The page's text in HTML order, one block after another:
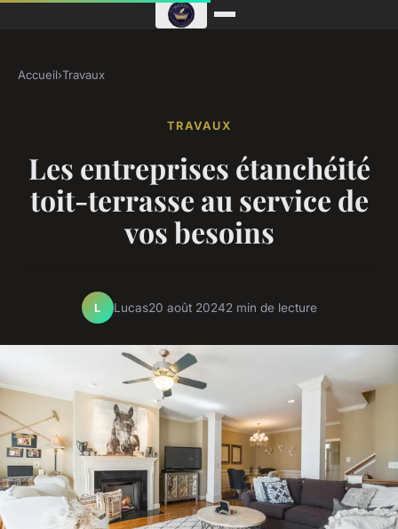
Accueil›Travaux
TRAVAUX
Les entreprises étanchéité
toit-terrasse au service de
vos besoins
L Lucas20 août 20242 min de lecture